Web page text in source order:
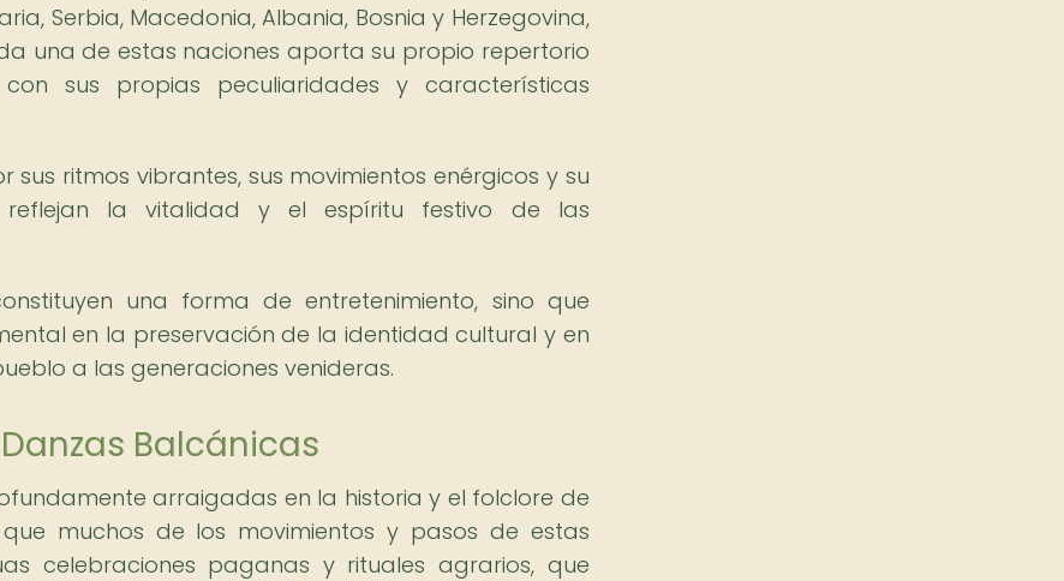
Serbia, Macedonia, Albania, Bosnia y Herzegovina,
una de estas naciones aporta su propio repertorio
sus propias peculiaridades y características
ritmos vibrantes, sus movimientos enérgicos y su
reflejan la vitalidad y el espíritu festivo de las
una forma de entretenimiento, sino que
en la preservación de la identidad cultural y en
a las generaciones venideras.
Balcánicas
arraigadas en la historia y el folclore de
muchos de los movimientos y pasos de estas
celebraciones paganas y rituales agrarios, que